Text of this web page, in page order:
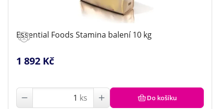
Essential Foods Stamina balení 10 kg
1 892 Kč
ks Do košíku